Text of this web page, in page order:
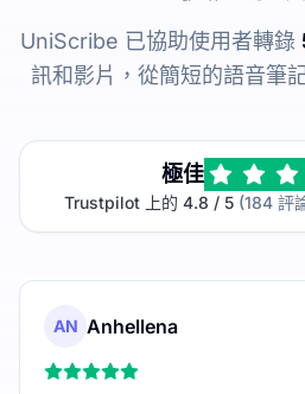
UniScribe 已協助使用者轉錄
訊和影片，從簡短的語音筆
極佳
Trustpilot 上的 4.8 / 5(184 評
AN Anhellena